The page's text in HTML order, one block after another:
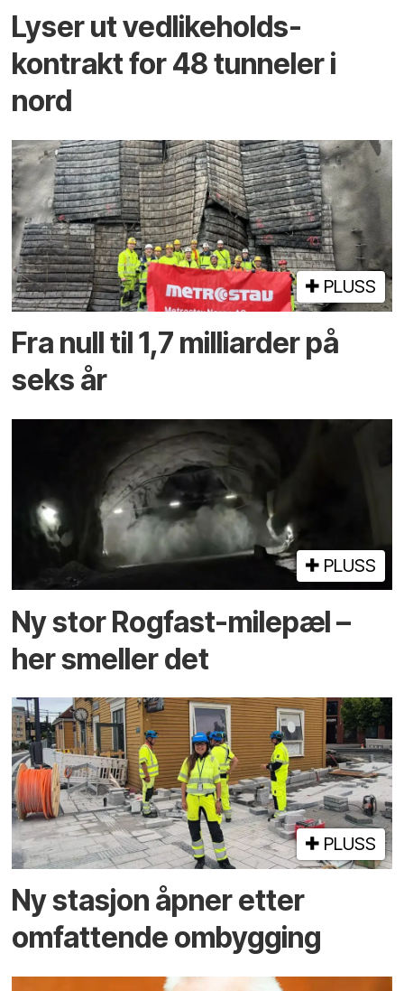
Lyser ut vedlikeholds­
kontrakt for 48 tunneler i
nord
PLUSS
Fra null til 1,7 milliarder på
seks år
PLUSS
Ny stor Rogfast-milepæl –
her smeller det
PLUSS
Ny stasjon åpner etter
omfattende ombygging